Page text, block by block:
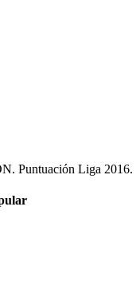
Puntuación Liga 2016.